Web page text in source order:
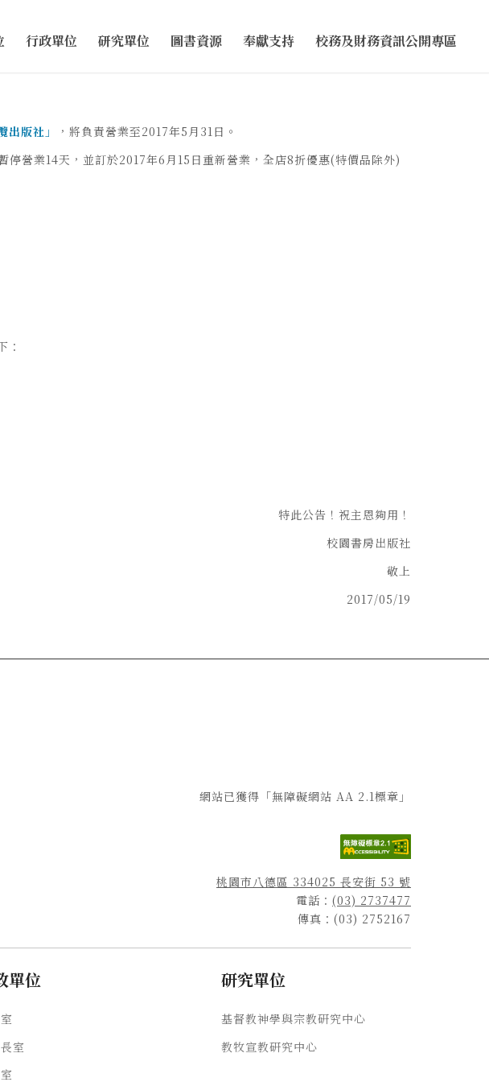
行政單位 研究單位 圖書資源 奉獻支持 校務及財務資訊公開專區
出版社」
，將負責營業至2017年5月31日。
停營業14天，並訂於2017年6月15日重新營業，全店8折優惠(特價品除外)
：
特此公告！祝主恩夠用！
校園書房出版社
敬上
2017/05/19
網站已獲得「無障礙網站 AA 2.1標章」
桃園市八德區 334025 長安街 53 號
電話： (03) 2737477
傳真：(03) 2752167
單位
室
研究單位
基督教神學與宗教研究中心
教牧宣教研究中心